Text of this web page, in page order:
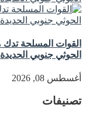
القوات المسلحة
الحوثي جنوبي الحديدة
أغسطس 08, 2026
تصنيفات